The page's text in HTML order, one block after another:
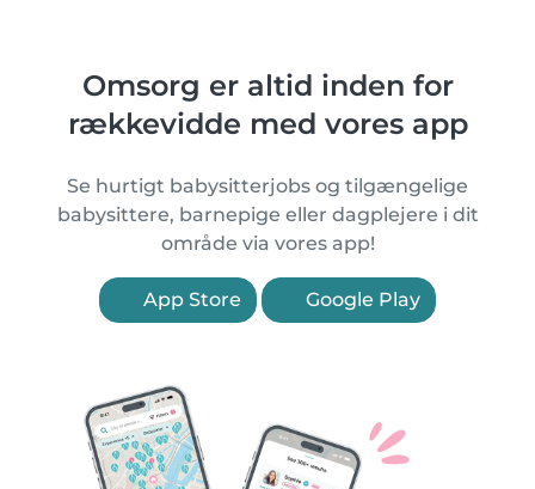
Omsorg er altid inden for
rækkevidde med vores app
Se hurtigt babysitterjobs og tilgængelige
babysittere, barnepige eller dagplejere i dit
område via vores app!
App Store Google Play